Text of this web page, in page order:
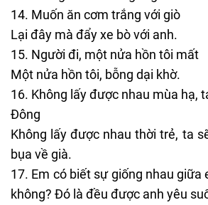
Muốn ăn cơm trắng với giò
Lại đây mà đẩy xe bò với anh.
Người đi, một nửa hồn tôi mất
Một nửa hồn tôi, bỗng dại khờ.
Không lấy được nhau mùa hạ,
Đông
Không lấy được nhau thời trẻ, ta
bụa về già.
Em có biết sự giống nhau giữa
không? Đó là đều được anh yêu